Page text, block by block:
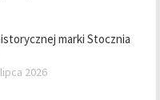
marki Stocznia
2026